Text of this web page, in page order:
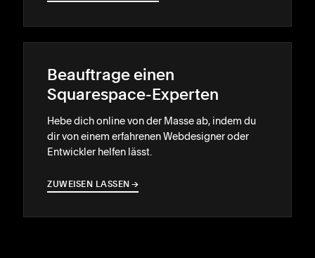
Beauftrage einen
Squarespace-Experten
Hebe dich online von der Masse ab, indem du
dir von einem erfahrenen Webdesigner oder
Entwickler helfen lässt.
ZUWEISEN LASSEN →
→